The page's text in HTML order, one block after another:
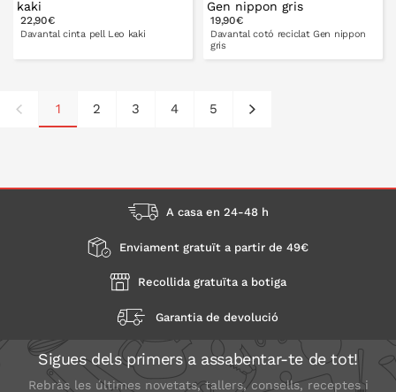
A LA CISTELLA A LA CISTELLA
22,90€
Davantal cinta pell Leo kaki
19,90€
Davantal cotó reciclat Gen nippon
gris
1 2 3 4 5
A casa en 24-48 h
Enviament gratuït a partir de 49€
Recollida gratuïta a botiga
Garantia de devolució
Sigues dels primers a assabentar-te de tot!
Rebràs les últimes novetats, tallers, consells, receptes i